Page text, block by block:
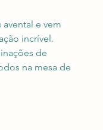
e vem
incrível.
de
na mesa de